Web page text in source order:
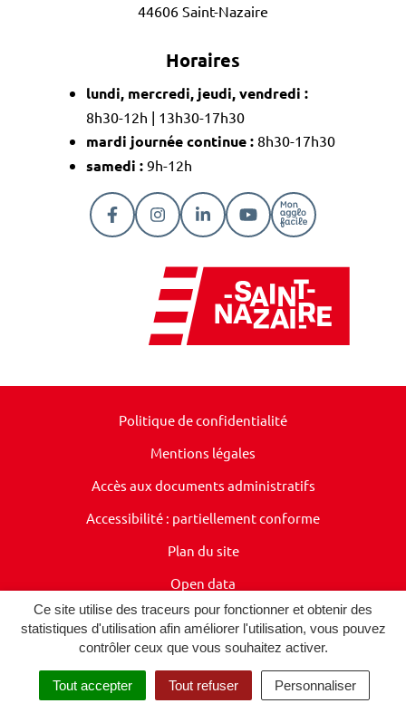
Ce site utilise des traceurs pour fonctionner et obtenir des
statistiques d'utilisation afin améliorer l'utilisation, vous pouvez
contrôler ceux que vous souhaitez activer.
Tout accepter Tout refuser Personnaliser
Menu Accueil Démarches Rechercher
44606 Saint-Nazaire
Horaires
lundi, mercredi, jeudi, vendredi :
8h30-12h | 13h30-17h30
mardi journée continue : 8h30-17h30
samedi : 9h-12h
Lien vers le compte Facebook
Lien vers le compte Instagram
Lien vers le compte
Lien vers la chaîne
Lien vers la
Politique de confidentialité
Mentions légales
Accès aux documents administratifs
Accessibilité : partiellement conforme
Plan du site
Open data
Presse